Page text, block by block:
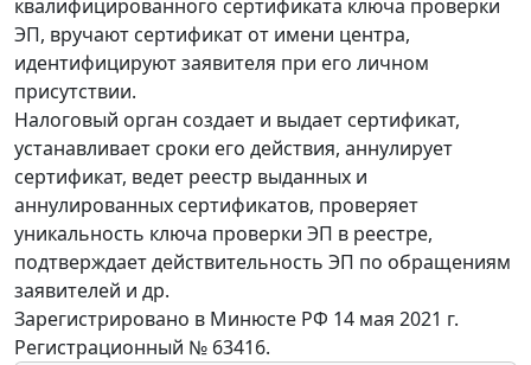
квалифицированного сертификата ключа проверки
ЭП, вручают сертификат от имени центра,
идентифицируют заявителя при его личном
присутствии.
Налоговый орган создает и выдает сертификат,
устанавливает сроки его действия, аннулирует
сертификат, ведет реестр выданных и
аннулированных сертификатов, проверяет
уникальность ключа проверки ЭП в реестре,
подтверждает действительность ЭП по обращениям
заявителей и др.
Зарегистрировано в Минюсте РФ 14 мая 2021 г.
Регистрационный № 63416.